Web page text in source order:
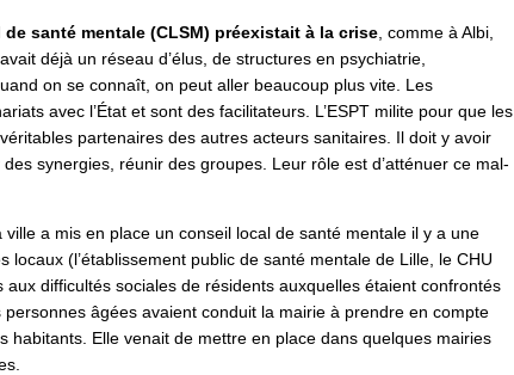
santé mentale (CLSM) préexistait à la crise , comme à Albi,
déjà un réseau d’élus, de structures en psychiatrie,
on se connaît, on peut aller beaucoup plus vite. Les
avec l’État et sont des facilitateurs. L’ESPT milite pour que les
partenaires des autres acteurs sanitaires. Il doit y avoir
synergies, réunir des groupes. Leur rôle est d’atténuer ce mal-
a mis en place un conseil local de santé mentale il y a une
locaux (l’établissement public de santé mentale de Lille, le CHU
difficultés sociales de résidents auxquelles étaient confrontés
âgées avaient conduit la mairie à prendre en compte
habitants. Elle venait de mettre en place dans quelques mairies